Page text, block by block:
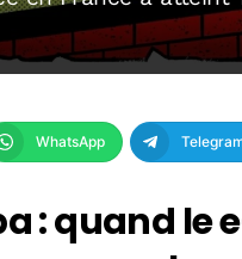
WhatsApp
: quand le